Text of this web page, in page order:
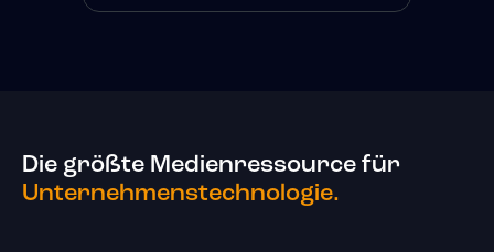
Die größte Medienressource für
Unternehmenstechnologie.